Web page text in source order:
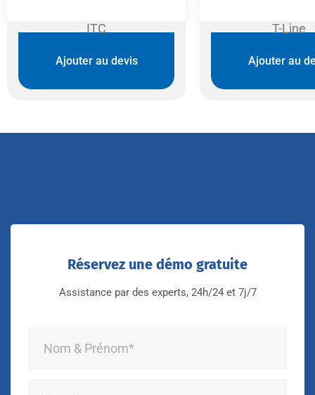
ITC
Ajouter au devis
T-Line
Ajouter au
Réservez une démo gratuite
Assistance par des experts, 24h/24 et 7j/7